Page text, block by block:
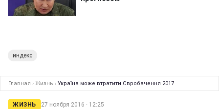
индекс
Главная › Жизнь › Україна може втратити Євробачення 2017
ЖИЗНЬ 27 ноября 2016 · 12:25